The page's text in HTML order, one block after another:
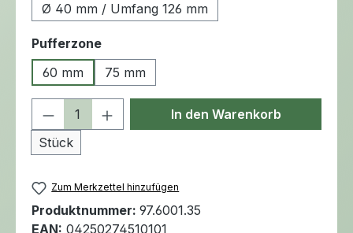
Ø 40 mm / Umfang 126 mm
Pufferzoneauswählen
60 mm
75 mm
Produkt Anzahl: Gib den
Stück
In den Warenkorb
Zum Merkzettel hinzufügen
Produktnummer: 97.6001.35
EAN: 04250274510101